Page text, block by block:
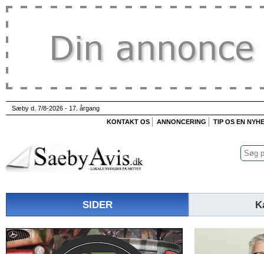
Sæby d. 7/8-2026 - 17. årgang
KONTAKT OS
ANNONCERING TIP OS EN
SIDER